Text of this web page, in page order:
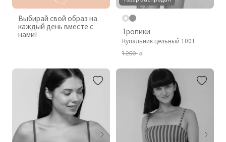
Выбирай свой образ на
каждый день вместе с
нами!
Тропики
Купальник цельный 100T
1 250₴